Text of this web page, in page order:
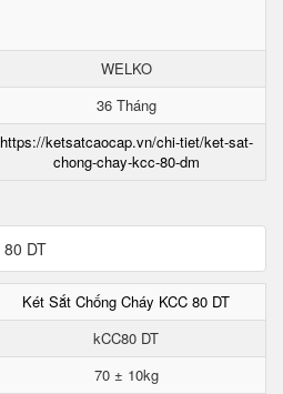
WELKO
36 Tháng
https://ketsatcaocap.vn/chi-tiet/ket-sat-
chong-chay-kcc-80-dm
Két Sắt Chống Cháy KCC 80 DT
kCC80 DT
70 ± 10kg